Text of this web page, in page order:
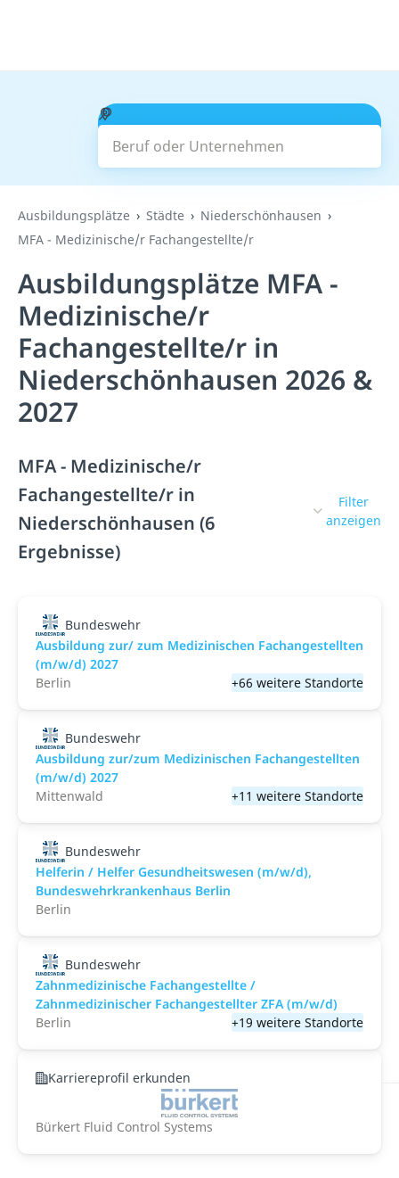
Beruf oder Unternehmen
Suchen
Ausbildungsplätze Städte
Niederschönhausen
MFA - Medizinische/r Fachangestellte/r
Ausbildungsplätze MFA -
Medizinische/r
Fachangestellte/r in
Niederschönhausen 2026 &
2027
MFA - Medizinische/r
Fachangestellte/r in
Niederschönhausen (6
Ergebnisse)
Filter
anzeigen
Bundeswehr
Ausbildung zur/ zum Medizinischen Fachangestellten
(m/w/d) 2027
Berlin
+66 weitere Standorte
Bundeswehr
Ausbildung zur/zum Medizinischen Fachangestellten
(m/w/d) 2027
Mittenwald
+11 weitere Standorte
Bundeswehr
Helferin / Helfer Gesundheitswesen (m/w/d),
Bundeswehrkrankenhaus Berlin
Berlin
Bundeswehr
Zahnmedizinische Fachangestellte /
Zahnmedizinischer Fachangestellter ZFA (m/w/d)
Berlin
+19 weitere Standorte
Karriereprofil erkunden
Bürkert Fluid Control Systems